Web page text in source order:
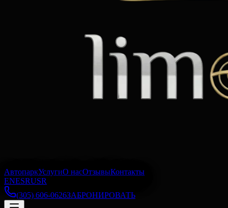
АвтопаркУслугиО насОтзывыКонтакты
ENESRUSR
(305) 606-0626ЗАБРОНИРОВАТЬ